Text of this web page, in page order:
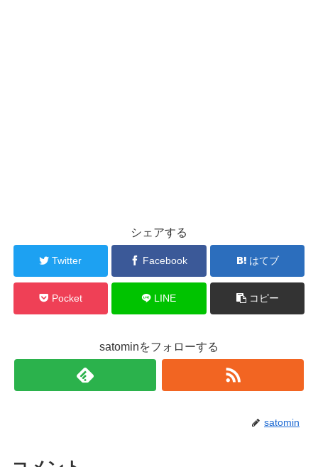
シェアする
Twitter Facebook はてブ
Pocket LINE コピー
satominをフォローする
satomin